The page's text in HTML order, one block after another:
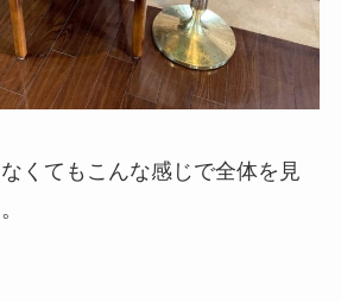
くてもこんな感じで全体を見